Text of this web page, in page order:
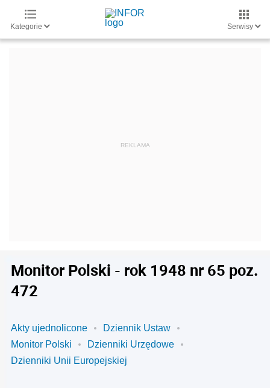
Kategorie Serwisy
Monitor Polski - rok 1948 nr 65 poz.
472
Akty ujednolicone
Dziennik Ustaw
Monitor Polski
Dzienniki Urzędowe
Dzienniki Unii Europejskiej